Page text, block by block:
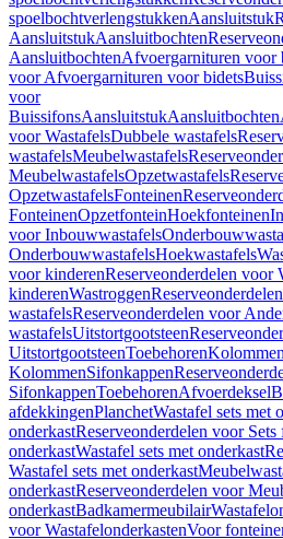
spoelbochtverlengstukkenAansluitstuk
AansluitstukAansluitbochten
AansluitbochtenAfvoergarnituren voor
voor Afvoergarnituren voor bidets
voor
BuissifonsAansluitstukAansluitbochten
voor WastafelsDubbele wastafels
wastafelsMeubelwastafels
MeubelwastafelsOpzetwastafels
OpzetwastafelsFonteinen
FonteinenOpzetfonteinHoekfonteinen
voor Inbouwwastafels
OnderbouwwastafelsHoekwastafels
voor kinderenReserveonderdelen voor
kinderenWastroggen
wastafelsReserveonderdelen voor
wastafelsUitstortgootsteen
UitstortgootsteenToebehorenKolommen
KolommenSifonkappen
SifonkappenToebehorenAfvoerdeksel
afdekkingenPlanchetWastafel sets met
onderkastReserveonderdelen voor Sets
onderkastWastafel sets met onderkast
Wastafel sets met onderkast
onderkastReserveonderdelen voor
onderkastBadkamermeubilair
voor WastafelonderkastenVoor